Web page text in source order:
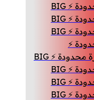
SALE – خصم 25% لفترة محدودة ⚡ BIG
SALE – خصم 25% لفترة محدودة ⚡ BIG
SALE – خصم 25% لفترة محدودة ⚡ BIG
BIG SALE – خصم 25% لفترة محدودة ⚡ BIG
SALE – خصم 25% لفترة محدودة ⚡ BIG
SALE – خصم 25% لفترة محدودة ⚡ BIG
SALE – خصم 25% لفترة محدودة ⚡ BIG